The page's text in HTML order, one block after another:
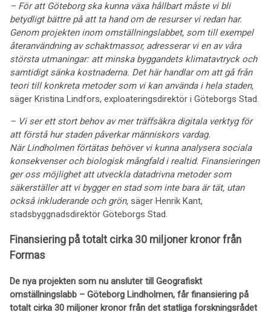
– För att Göteborg ska kunna växa hållbart måste vi bli
betydligt bättre på att ta hand om de resurser vi redan har.
Genom projekten inom omställningslabbet, som till exempel
återanvändning av schaktmassor, adresserar vi en av våra
största utmaningar: att minska byggandets klimatavtryck och
samtidigt sänka kostnaderna. Det här handlar om att gå från
teori till konkreta metoder som vi kan använda i hela staden,
säger Kristina Lindfors, exploateringsdirektör i Göteborgs Stad.
– Vi ser ett stort behov av mer träffsäkra digitala verktyg för
att förstå hur staden påverkar människors vardag.
När Lindholmen förtätas behöver vi kunna analysera sociala
konsekvenser och biologisk mångfald i realtid. Finansieringen
ger oss möjlighet att utveckla datadrivna metoder som
säkerställer att vi bygger en stad som inte bara är tät, utan
också inkluderande och grön, säger Henrik Kant,
stadsbyggnadsdirektör Göteborgs Stad.
Finansiering på totalt cirka 30 miljoner kronor från
Formas
De nya projekten som nu ansluter till Geografiskt
omställningslabb – Göteborg Lindholmen, får finansiering på
totalt cirka 30 miljoner kronor från det statliga forskningsrådet